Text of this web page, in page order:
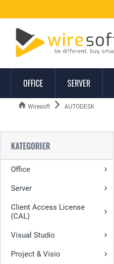
OFFICE SERVER
Wiresoft AUTODESK
KATEGORIER
Office
Server
Client Access License
(CAL)
Visual Studio
Project & Visio